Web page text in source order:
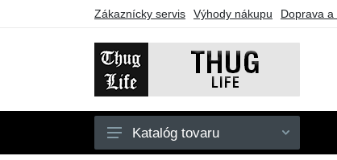
Zákaznícky servis Výhody nákupu Doprava a
Katalóg tovaru